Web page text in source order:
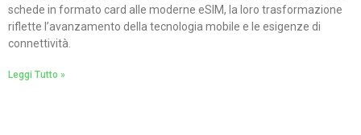
schede in formato card alle moderne eSIM, la loro trasformazione
riflette l’avanzamento della tecnologia mobile e le esigenze di
connettività.
Leggi Tutto »